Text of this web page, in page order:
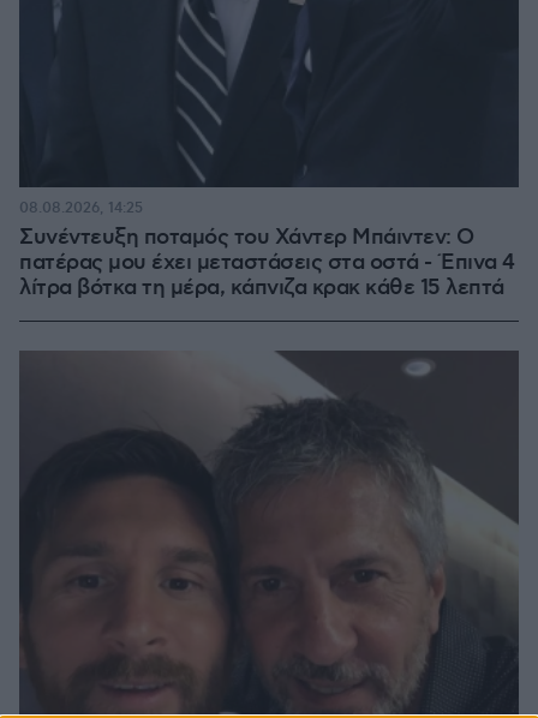
Συνέντευξη ποταμός του Χάντερ Μπάιντεν: Ο
πατέρας μου έχει μεταστάσεις στα οστά - Έπινα 4
λίτρα βότκα τη μέρα, κάπνιζα κρακ κάθε 15 λεπτά
08.08.2026, 14:25